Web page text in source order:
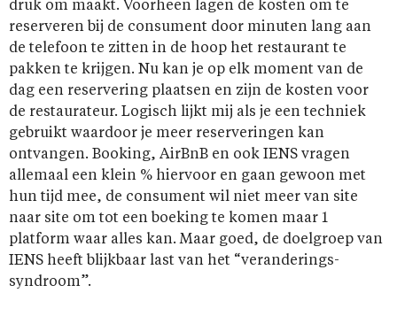
druk om maakt. Voorheen lagen de kosten om te
reserveren bij de consument door minuten lang aan
de telefoon te zitten in de hoop het restaurant te
pakken te krijgen. Nu kan je op elk moment van de
dag een reservering plaatsen en zijn de kosten voor
de restaurateur. Logisch lijkt mij als je een techniek
gebruikt waardoor je meer reserveringen kan
ontvangen. Booking, AirBnB en ook IENS vragen
allemaal een klein % hiervoor en gaan gewoon met
hun tijd mee, de consument wil niet meer van site
naar site om tot een boeking te komen maar 1
platform waar alles kan. Maar goed, de doelgroep van
IENS heeft blijkbaar last van het “veranderings-
syndroom”.